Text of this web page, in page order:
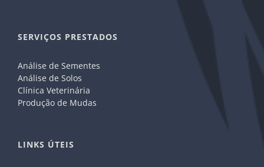
SERVIÇOS PRESTADOS
Análise de Sementes
Análise de Solos
Clínica Veterinária
Produção de Mudas
LINKS ÚTEIS